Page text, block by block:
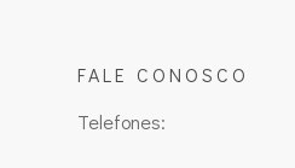
FALE CONOSCO
Telefones: